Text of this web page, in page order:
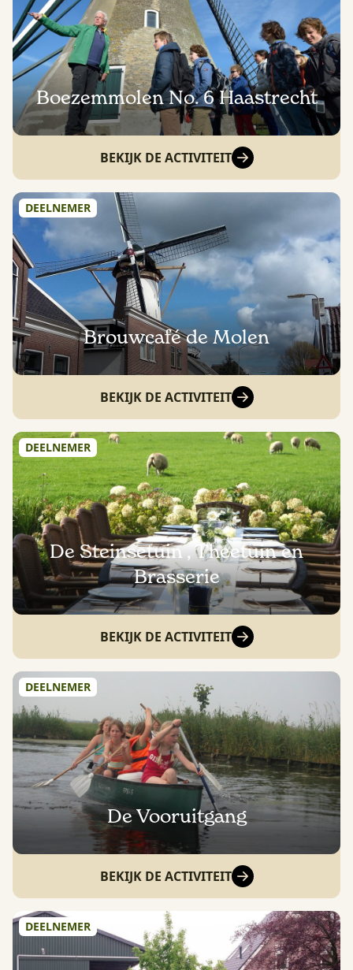
Boezemmolen No. 6 Haastrecht
BEKIJK DE ACTIVITEIT
DEELNEMER
Brouwcafé de Molen
BEKIJK DE ACTIVITEIT
DEELNEMER
De Steinsetuin , Theetuin en
Brasserie
BEKIJK DE ACTIVITEIT
DEELNEMER
De Vooruitgang
BEKIJK DE ACTIVITEIT
DEELNEMER